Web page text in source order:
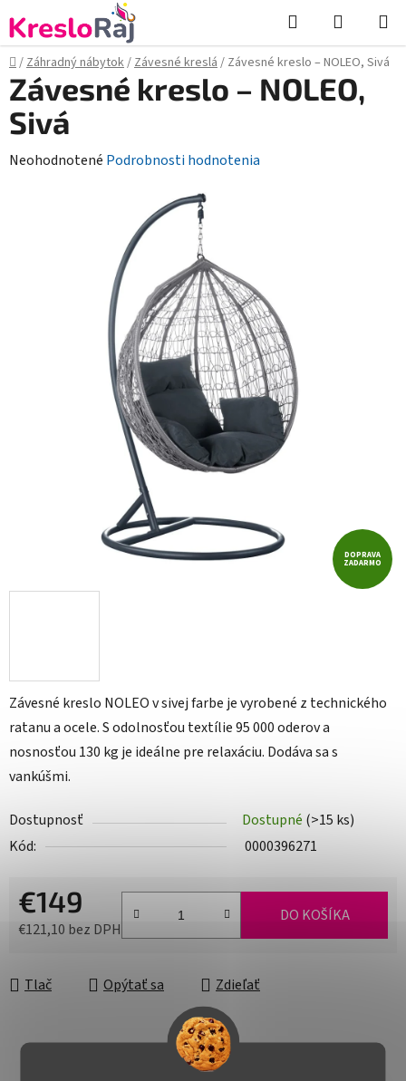
na
obsah
Hľadať
KOŠÍK
Domov
/Záhradný nábytok/Závesné kreslá/ Závesné kreslo – NOLEO, Sivá
Závesné kreslo NOLEO v sivej farbe je vyrobené z technického
ratanu a ocele. S odolnosťou textílie 95 000 oderov a
nosnosťou 130 kg je ideálne pre relaxáciu. Dodáva sa s
vankúšmi.
Dostupnosť Dostupné (>15 ks)
Kód:
0000396271
€149
€121,10 bez DPH
DO KOŠÍKA
Tlač Opýtať sa Zdieľať
Závesné kreslo – NOLEO,
Sivá
Priemerné
Neohodnotené Podrobnosti hodnotenia
DOPRAVA
ZADARMO